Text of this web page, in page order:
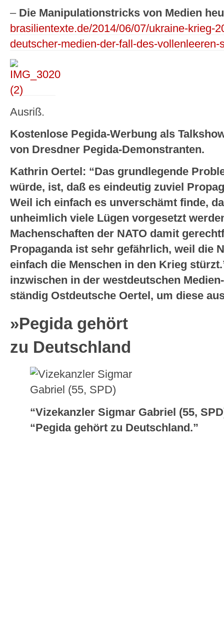
– Die Manipulationstricks von Medien
brasilientexte.de/2014/06/07/ukraine-krieg-
deutscher-medien-der-fall-des-vollenleeren-
Ausriß.
Kostenlose Pegida-Werbung als
von Dresdner Pegida-Demonstranten.
Kathrin Oertel: “Das grundlegende
würde, ist, daß es eindeutig zuviel
Weil ich einfach es unverschämt finde,
unheimlich viele Lügen vorgesetzt
Machenschaften der NATO damit
Propaganda ist sehr gefährlich, weil die
einfach die Menschen in den Krieg
inzwischen in der westdeutschen
ständig Ostdeutsche Oertel, um diese
»Pegida gehört
zu Deutschland
“Vizekanzler Sigmar Gabriel (55,
“Pegida gehört zu Deutschland.”